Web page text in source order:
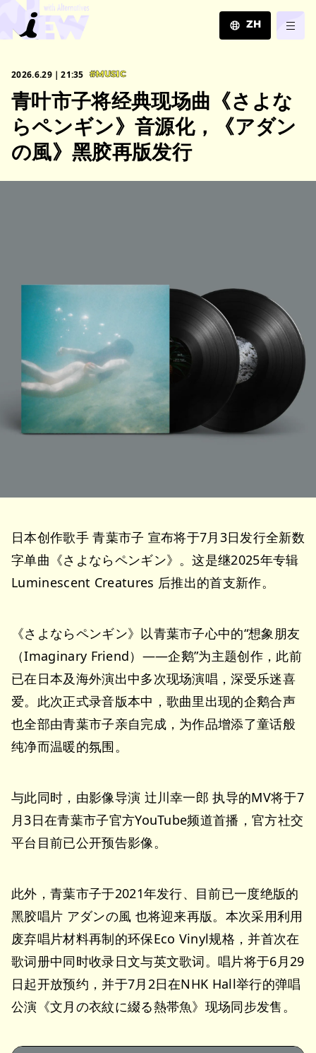
ZH
ZH
2026.6.29｜21:35 #MUSIC
青叶市子将经典现场曲《さよな
らペンギン》音源化，《アダン
の風》黑胶再版发行
日本创作歌手 青葉市子 宣布将于7月3日发行全新数
字单曲《さよならペンギン》。这是继2025年专辑
Luminescent Creatures 后推出的首支新作。
《さよならペンギン》以青葉市子心中的“想象朋友
（Imaginary Friend）——企鹅”为主题创作，此前
已在日本及海外演出中多次现场演唱，深受乐迷喜
爱。此次正式录音版本中，歌曲里出现的企鹅合声
也全部由青葉市子亲自完成，为作品增添了童话般
纯净而温暖的氛围。
与此同时，由影像导演 辻川幸一郎 执导的MV将于7
月3日在青葉市子官方YouTube频道首播，官方社交
平台目前已公开预告影像。
此外，青葉市子于2021年发行、目前已一度绝版的
黑胶唱片 アダンの風 也将迎来再版。本次采用利用
废弃唱片材料再制的环保Eco Vinyl规格，并首次在
歌词册中同时收录日文与英文歌词。唱片将于6月29
日起开放预约，并于7月2日在NHK Hall举行的弹唱
公演《文月の衣紋に綴る熱帯魚》现场同步发售。